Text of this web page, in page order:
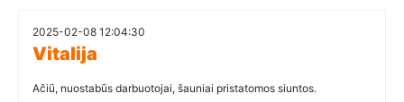
2025-02-08 12:04:30
Vitalija
Ačiū, nuostabūs darbuotojai, šauniai pristatomos siuntos.